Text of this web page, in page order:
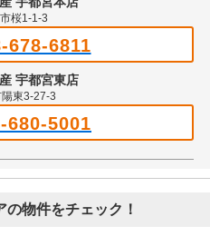
桜1-1-3
678-6811
宇都宮東店
東3-27-3
680-5001
の物件をチェック！